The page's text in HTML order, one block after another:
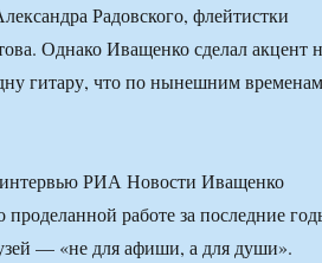
Радовского, флейтистки
Однако Иващенко сделал акцент
гитару, что по нынешним временам
интервью РИА Новости Иващенко
проделанной работе за последние
— «не для афиши, а для души».